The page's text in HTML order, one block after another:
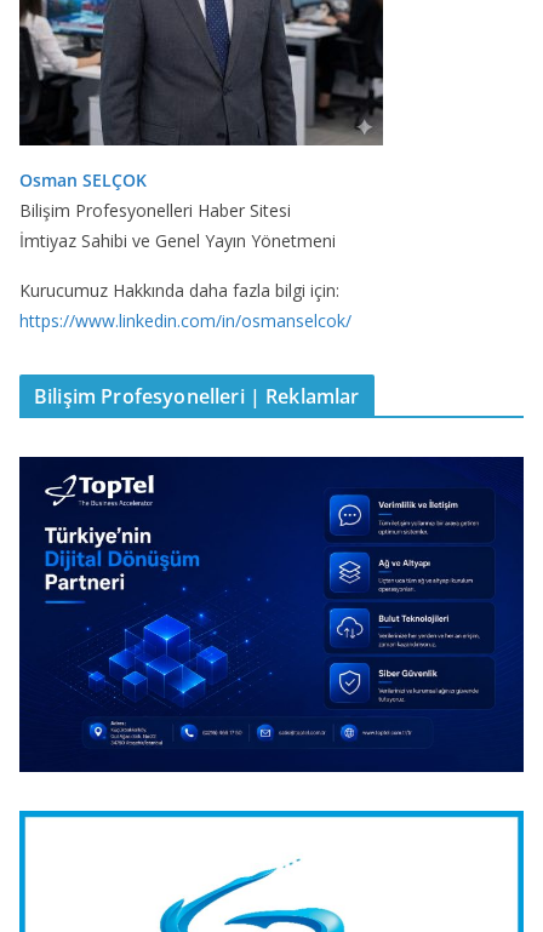
Osman SELÇOK
Bilişim Profesyonelleri Haber Sitesi
İmtiyaz Sahibi ve Genel Yayın Yönetmeni
Kurucumuz Hakkında daha fazla bilgi için:
https://www.linkedin.com/in/osmanselcok/
Bilişim Profesyonelleri | Reklamlar